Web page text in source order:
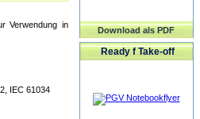
Verwendung in
IEC 61034
Download als PDF
Ready f Take-off